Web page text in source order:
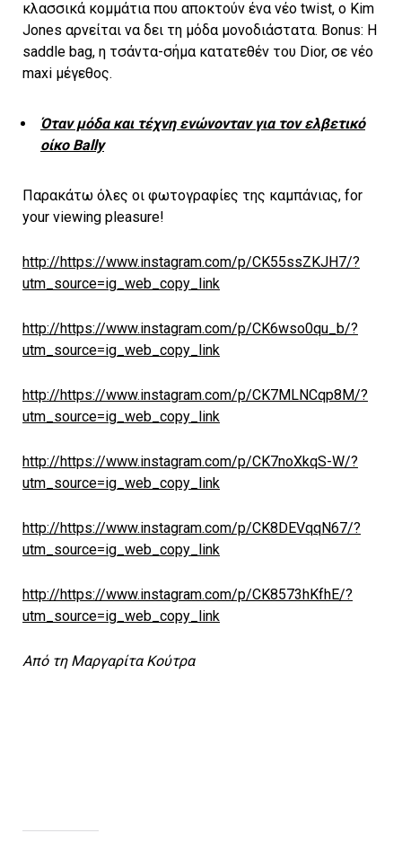
κλασσικά κομμάτια που αποκτούν ένα νέο twist, ο Kim
Jones αρνείται να δει τη μόδα μονοδιάστατα. Bonus: Η
saddle bag, η τσάντα-σήμα κατατεθέν του Dior, σε νέο
maxi μέγεθος.
Όταν μόδα και τέχνη ενώνονταν για τον ελβετικό
οίκο Bally
Παρακάτω όλες οι φωτογραφίες της καμπάνιας, for
your viewing pleasure!
http://https://www.instagram.com/p/CK55ssZKJH7/?
utm_source=ig_web_copy_link
http://https://www.instagram.com/p/CK6wso0qu_b/?
utm_source=ig_web_copy_link
http://https://www.instagram.com/p/CK7MLNCqp8M/?
utm_source=ig_web_copy_link
http://https://www.instagram.com/p/CK7noXkqS-W/?
utm_source=ig_web_copy_link
http://https://www.instagram.com/p/CK8DEVqqN67/?
utm_source=ig_web_copy_link
http://https://www.instagram.com/p/CK8573hKfhE/?
utm_source=ig_web_copy_link
Από τη Μαργαρίτα Κούτρα